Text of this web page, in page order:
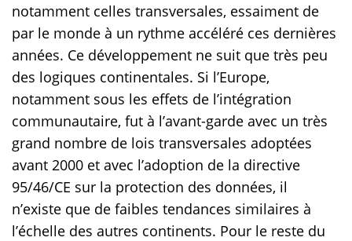
notamment celles transversales, essaiment de
par le monde à un rythme accéléré ces dernières
années. Ce développement ne suit que très peu
des logiques continentales. Si l’Europe,
notamment sous les effets de l’intégration
communautaire, fut à l’avant-garde avec un très
grand nombre de lois transversales adoptées
avant 2000 et avec l’adoption de la directive
95/46/CE sur la protection des données, il
n’existe que de faibles tendances similaires à
l’échelle des autres continents. Pour le reste du